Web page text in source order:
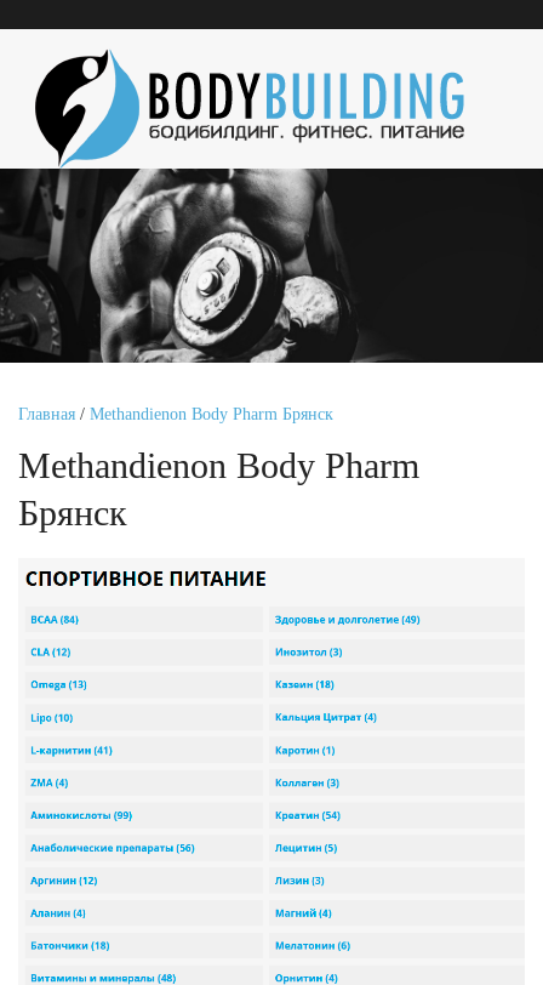
Главная / Methandienon Body Pharm Брянск
Methandienon Body Pharm
Брянск